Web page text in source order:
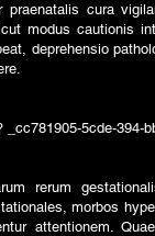
praenatalis cura
modus cautionis
deprehensio
5cde-394-
rerum
morbos
attentionem.